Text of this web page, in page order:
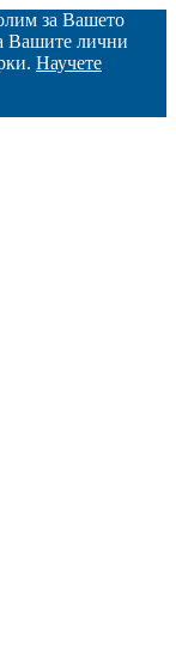
за Вашето
Вашите лични
Научете